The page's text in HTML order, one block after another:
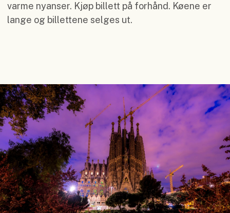
varme nyanser. Kjøp billett på forhånd. Køene er
lange og billettene selges ut.